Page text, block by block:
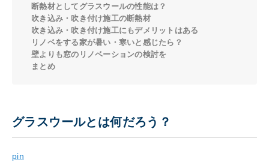
断熱材としてグラスウールの性能は？
吹き込み・吹き付け施工の断熱材
吹き込み・吹き付け施工にもデメリットはある
リノベをする家が暑い・寒いと感じたら？
壁よりも窓のリノベーションの検討を
まとめ
グラスウールとは何だろう？
pin